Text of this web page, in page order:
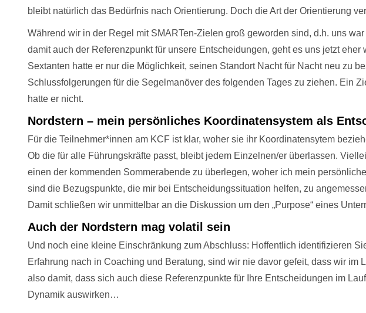
bleibt natürlich das Bedürfnis nach Orientierung. Doch die Art der Orientierung
Während wir in der Regel mit SMARTen-Zielen groß geworden sind, d.h. uns
damit auch der Referenzpunkt für unsere Entscheidungen, geht es uns jetzt
Sextanten hatte er nur die Möglichkeit, seinen Standort Nacht für Nacht neu zu
Schlussfolgerungen für die Segelmanöver des folgenden Tages zu ziehen. Ein
hatte er nicht.
Nordstern – mein persönliches Koordinatensystem als
Für die Teilnehmer*innen am KCF ist klar, woher sie ihr Koordinatensytem
Ob die für alle Führungskräfte passt, bleibt jedem Einzelnen/er überlassen.
einen der kommenden Sommerabende zu überlegen, woher ich mein
sind die Bezugspunkte, die mir bei Entscheidungssituation helfen, zu
Damit schließen wir unmittelbar an die Diskussion um den „Purpose“ eines
Auch der Nordstern mag volatil sein
Und noch eine kleine Einschränkung zum Abschluss: Hoffentlich identifizieren
Erfahrung nach in Coaching und Beratung, sind wir nie davor gefeit, dass wir im
also damit, dass sich auch diese Referenzpunkte für Ihre Entscheidungen im
Dynamik auswirken…